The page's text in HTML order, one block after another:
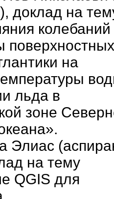
доклад на
колебаний
на
льда в
зоне
Элиас
на тему
QGIS для